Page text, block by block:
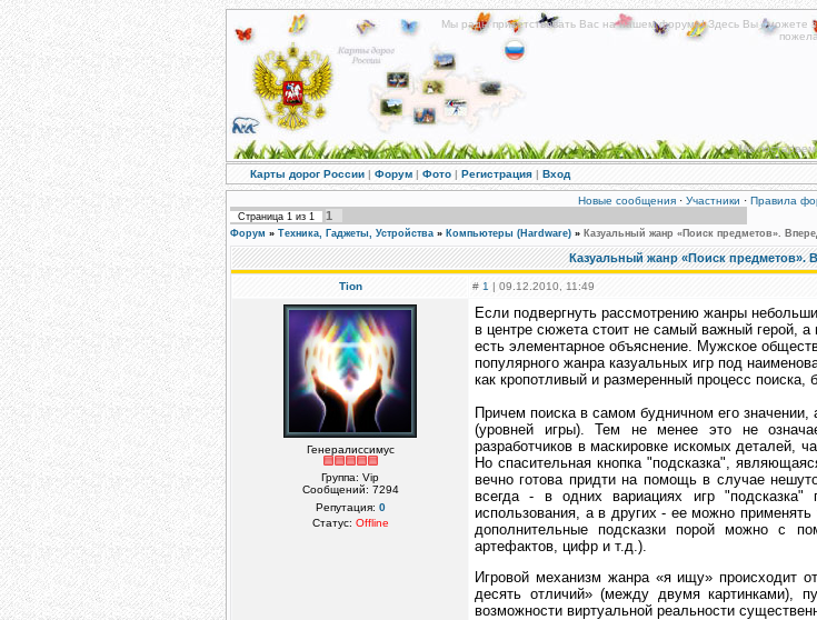
Мы рады приветствовать Вас на нашем форуме! Здесь Вы сможете
Мы
Карты дорог России | Форум | Фото | Регистрация | Вход
Новые сообщения· Участники · Правила
Страница 1 из 1 1
Форум » Техника, Гаджеты, Устройства » Компьютеры (Hardware) » Казуальный жанр «Поиск предметов».
Казуальный жанр «Поиск предметов».
Tion # 1 | 09.12.2010, 11:49
Генералиссимус
Группа: Vip
Сообщений: 7294
Репутация: 0
Статус: Offline
Если подвергнуть рассмотрению жанры
в центре сюжета стоит не самый важный герой,
есть элементарное объяснение. Мужское
популярного жанра казуальных игр под
как кропотливый и размеренный процесс
Причем поиска в самом будничном его
(уровней игры). Тем не менее это не
разработчиков в маскировке искомых деталей,
Но спасительная кнопка "подсказка",
вечно готова придти на помощь в случае
всегда - в одних вариациях игр "подсказка"
использования, а в других - ее можно
дополнительные подсказки порой можно с
артефактов, цифр и т.д.).
Игровой механизм жанра «я ищу» происходит
десять отличий» (между двумя картинками),
возможности виртуальной реальности